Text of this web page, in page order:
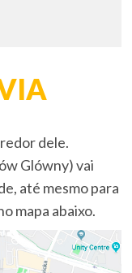
dele.
Glówny) vai
até mesmo para
mapa abaixo.